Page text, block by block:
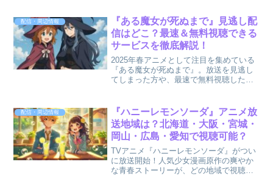
女編」は、これまでのシリーズとどのよ
うに関係しているのかも...
配信・周辺情報
『ある魔女が死ぬまで』見逃し配
信はどこ？最速＆無料視聴できる
サービスを徹底解説！
2025年春アニメとして注目を集めている
『ある魔女が死ぬまで』。放送を見逃し
てしまった方や、最速で無料視聴したい
女が死ぬまで』は、見習い魔女メグが余
命一年の呪いを解くた...
配信・周辺情報
『ハニーレモンソーダ』アニメ放
送地域は？北海道・大阪・宮城・
岡山・広島・愛知で視聴可能？
TVアニメ『ハニーレモンソーダ』がつい
に放送開始！人気少女漫画原作の爽やか
な青春ストーリーが、どの地域で視聴で